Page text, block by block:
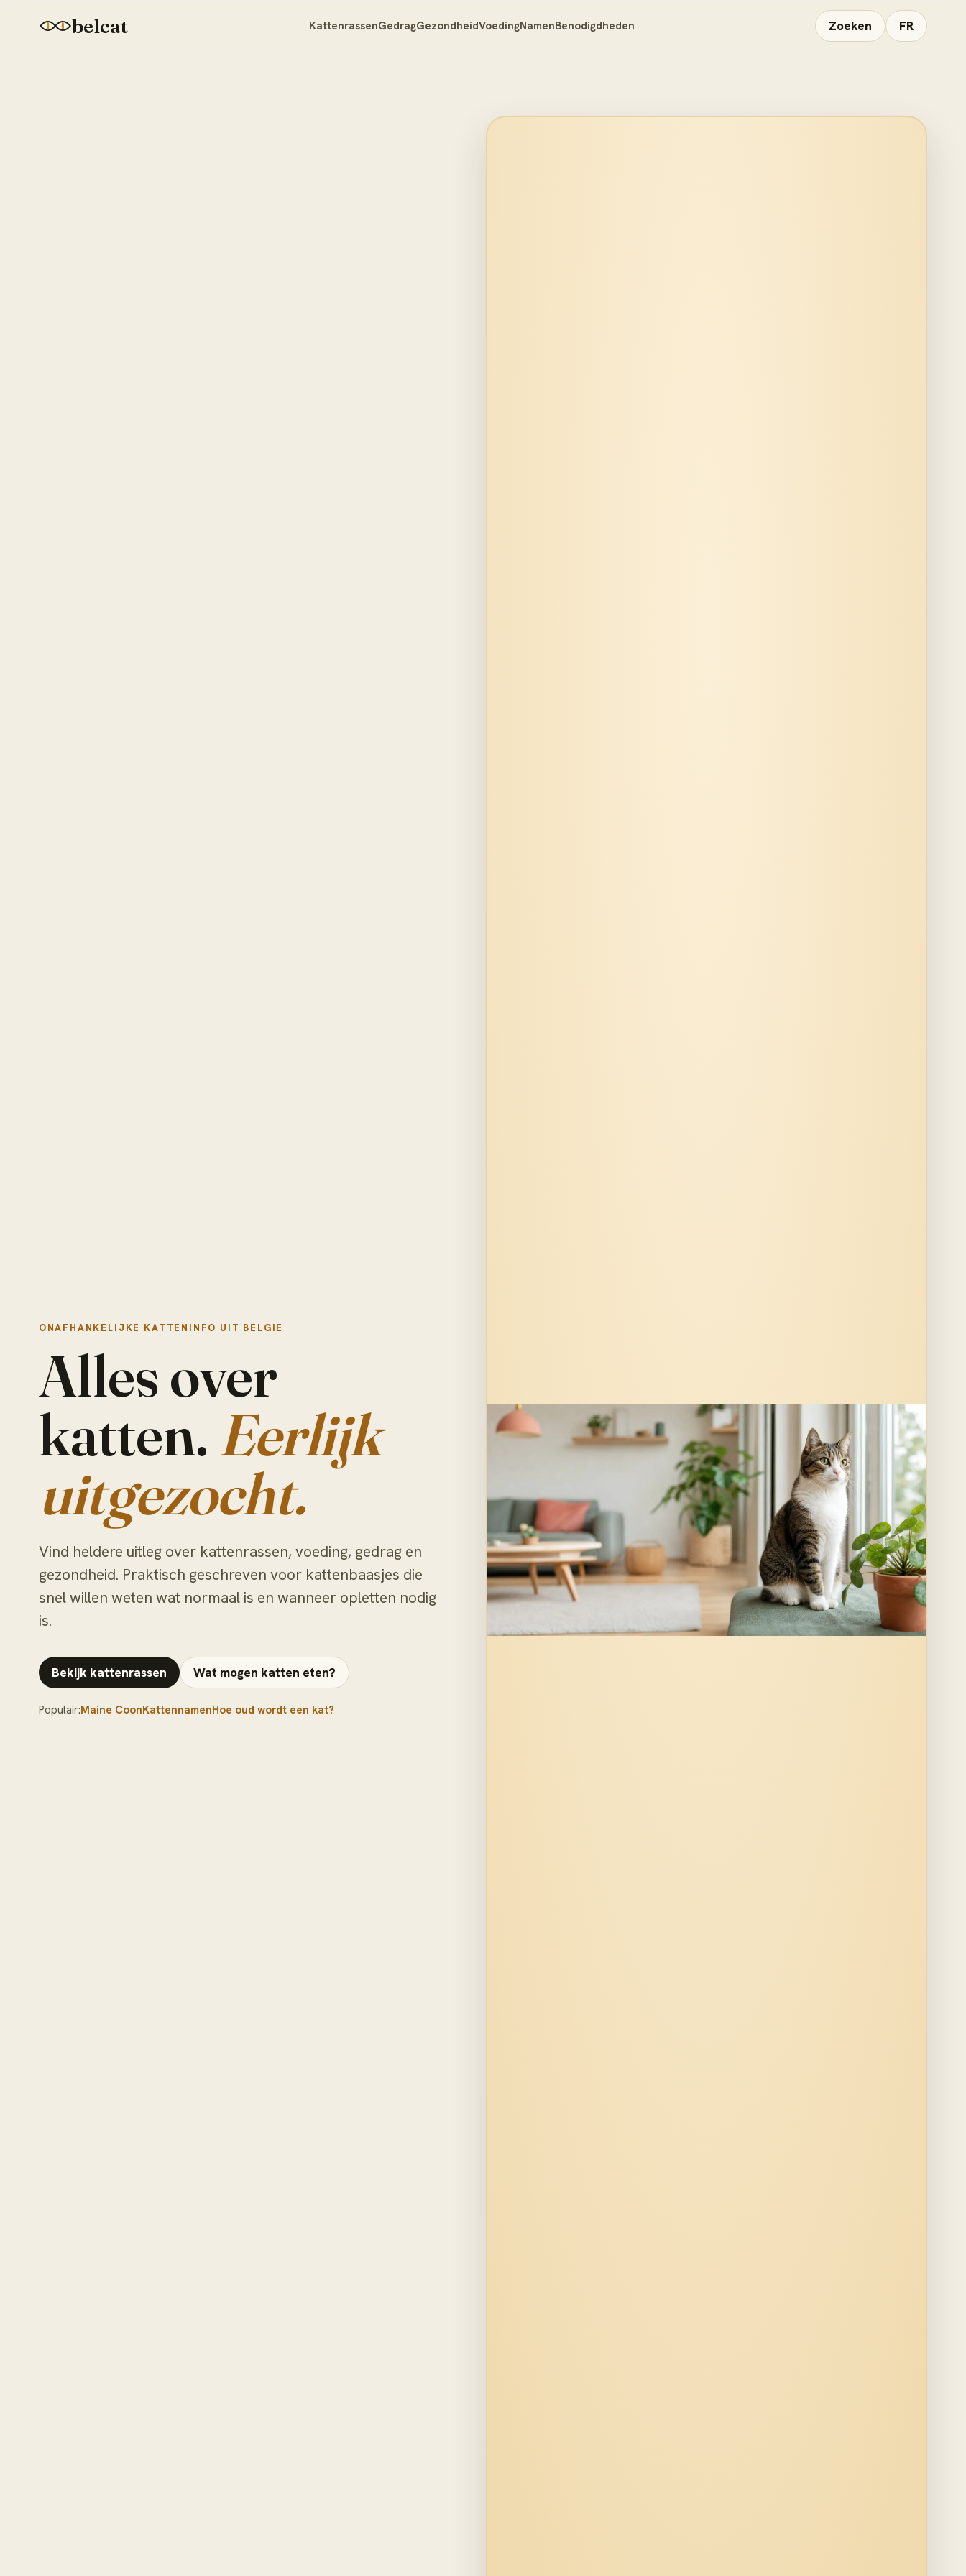
belcat KattenrassenGedragGezondheidVoedingNamenBenodigdheden Zoeken FR
ONAFHANKELIJKE KATTENINFO UIT BELGIE
Alles over
katten. Eerlijk
uitgezocht.
Vind heldere uitleg over kattenrassen, voeding, gedrag en
gezondheid. Praktisch geschreven voor kattenbaasjes die
snel willen weten wat normaal is en wanneer opletten nodig
is.
Bekijk kattenrassen Wat mogen katten eten?
Populair:Maine CoonKattennamenHoe oud wordt een kat?